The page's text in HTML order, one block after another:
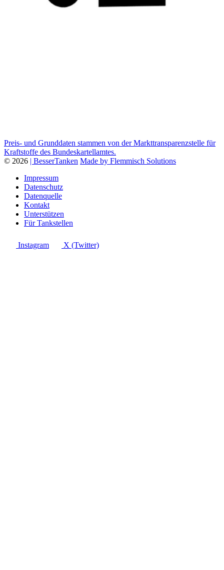
Preis- und Grunddaten stammen von der Markttransparenzstelle für
Kraftstoffe des Bundeskartellamtes.
© 2026 | BesserTanken Made by Flemmisch Solutions
Impressum
Datenschutz
Datenquelle
Kontakt
Unterstützen
Für Tankstellen
Instagram X (Twitter)